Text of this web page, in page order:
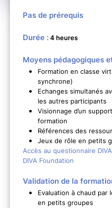
Pas de prérequis
Durée :4 heures
Moyens pédagogiques
Formation en classe
synchrone)
Echanges simultanés
les autres participants
Visionnage d’un
formation
Références des
Jeux de rôle en petits
Accès au questionnaire
DIVA Foundation
Validation de la
Evaluation à chaud par
en petits groupes